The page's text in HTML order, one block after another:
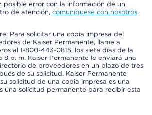
posible error con la información de un
de atención, comuníquese con nosotros.
Para solicitar una copia impresa del
de Kaiser Permanente, llame a
al 1-800-443-0815, los siete días de la
8 p. m. Kaiser Permanente le enviará una
de proveedores en un plazo de tres
de su solicitud. Kaiser Permanente
solicitud de una copia impresa es una
una solicitud permanente para recibir esta